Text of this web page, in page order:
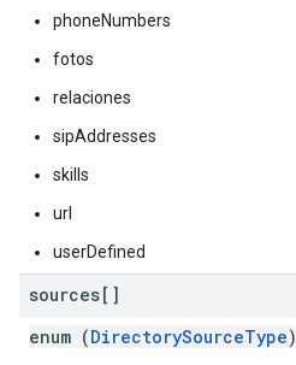
phoneNumbers
fotos
relaciones
sipAddresses
skills
url
userDefined
sources[]
enum (DirectorySourceType)